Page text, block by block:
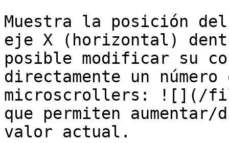
Muestra la posición
eje X (horizontal)
posible modificar su
directamente un
microscrollers: ![](/
que permiten
valor actual.